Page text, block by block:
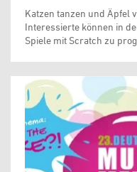
Katzen tanzen und Äpfel
Interessierte können in
Spiele mit Scratch zu